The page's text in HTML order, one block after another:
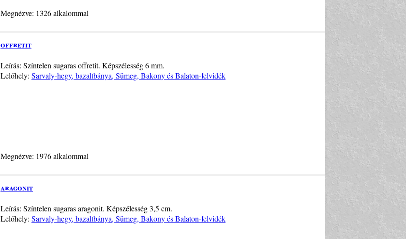
Megnézve: 1326 alkalommal
offretit
Leírás: Színtelen sugaras offretit. Képszélesség 6 mm.
Lelőhely: Sarvaly-hegy, bazaltbánya, Sümeg, Bakony és Balaton-felvidék
Megnézve: 1976 alkalommal
aragonit
Leírás: Színtelen sugaras aragonit. Képszélesség 3,5 cm.
Lelőhely: Sarvaly-hegy, bazaltbánya, Sümeg, Bakony és Balaton-felvidék